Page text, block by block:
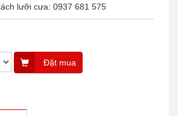
lưỡi cưa: 0937 681 575
Đặt mua